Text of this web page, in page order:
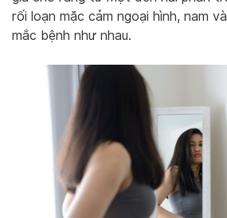
rối loạn mặc cảm ngoại hình, nam
mắc bệnh như nhau.